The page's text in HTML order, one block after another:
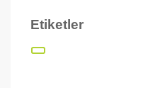
Etiketler